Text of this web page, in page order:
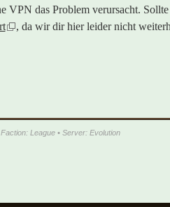
VPN das Problem verursacht.
, da wir dir hier leider nicht
League • Server: Evolution